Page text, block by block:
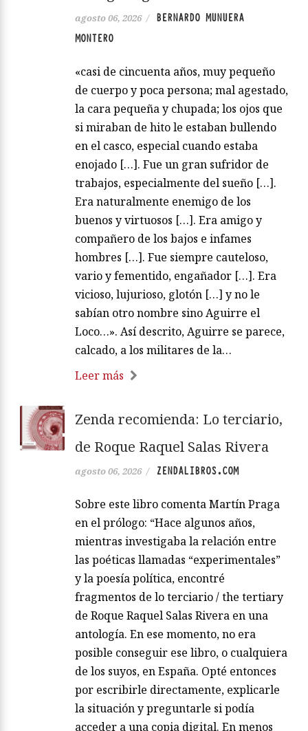
agosto 06, 2026 /
BERNARDO MUNUERA
MONTERO
«casi de cincuenta años, muy pequeño
de cuerpo y poca persona; mal agestado,
la cara pequeña y chupada; los ojos que
si miraban de hito le estaban bullendo
en el casco, especial cuando estaba
enojado […]. Fue un gran sufridor de
trabajos, especialmente del sueño […].
Era naturalmente enemigo de los
buenos y virtuosos […]. Era amigo y
compañero de los bajos e infames
hombres […]. Fue siempre cauteloso,
vario y fementido, engañador […]. Era
vicioso, lujurioso, glotón […] y no le
sabían otro nombre sino Aguirre el
Loco…». Así descrito, Aguirre se parece,
calcado, a los militares de la…
Leer más
Zenda recomienda: Lo terciario,
de Roque Raquel Salas Rivera
agosto 06, 2026 / ZENDALIBROS.COM
Sobre este libro comenta Martín Praga
en el prólogo: “Hace algunos años,
mientras investigaba la relación entre
las poéticas llamadas “experimentales”
y la poesía política, encontré
fragmentos de lo terciario / the tertiary
de Roque Raquel Salas Rivera en una
antología. En ese momento, no era
posible conseguir ese libro, o cualquiera
de los suyos, en España. Opté entonces
por escribirle directamente, explicarle
la situación y preguntarle si podía
acceder a una copia digital. En menos